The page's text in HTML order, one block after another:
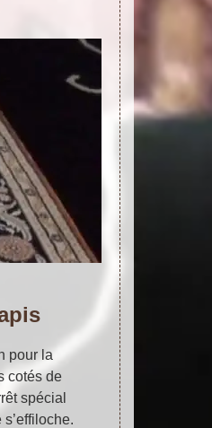
pour la
cotés de
spécial